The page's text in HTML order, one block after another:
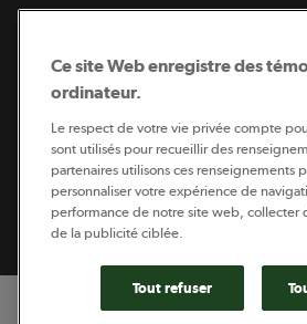
Il est l’outil d’information
québécoise.
Footer
legal
Politique de vie privée
© 2026 - Coopérateur - Tous droits réservés
Ce site Web enregistre des
ordinateur.
Le respect de votre vie privée compte
sont utilisés pour recueillir des
partenaires utilisons ces renseignements
personnaliser votre expérience de
performance de notre site web, collecter
de la publicité ciblée.
Tout refuser